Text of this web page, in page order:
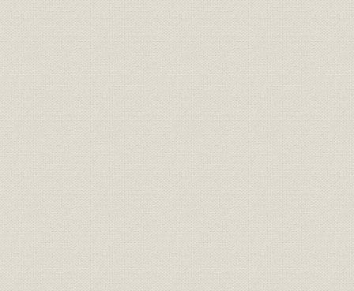
1. 設立、そして工場の建設
2. 操業直後のトラブルの続出
第2節 再出発への努力
1. 王子製紙の経営傘下へ
2. 戦時体制下の経営
第3節 再建、自立への歩み
1. 王子製紙からの独立
2. 自立達成、日南(飫肥)工場生産能力の増強
第2章 飛躍・発展に向けて 1952年―1962年